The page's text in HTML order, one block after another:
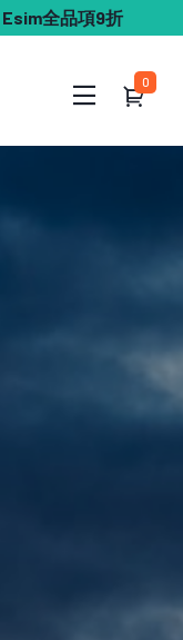
全品項9折
0